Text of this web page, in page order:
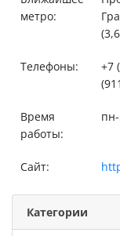
метро:
Телефоны:
+7
Время
работы:
Сайт:
Категории